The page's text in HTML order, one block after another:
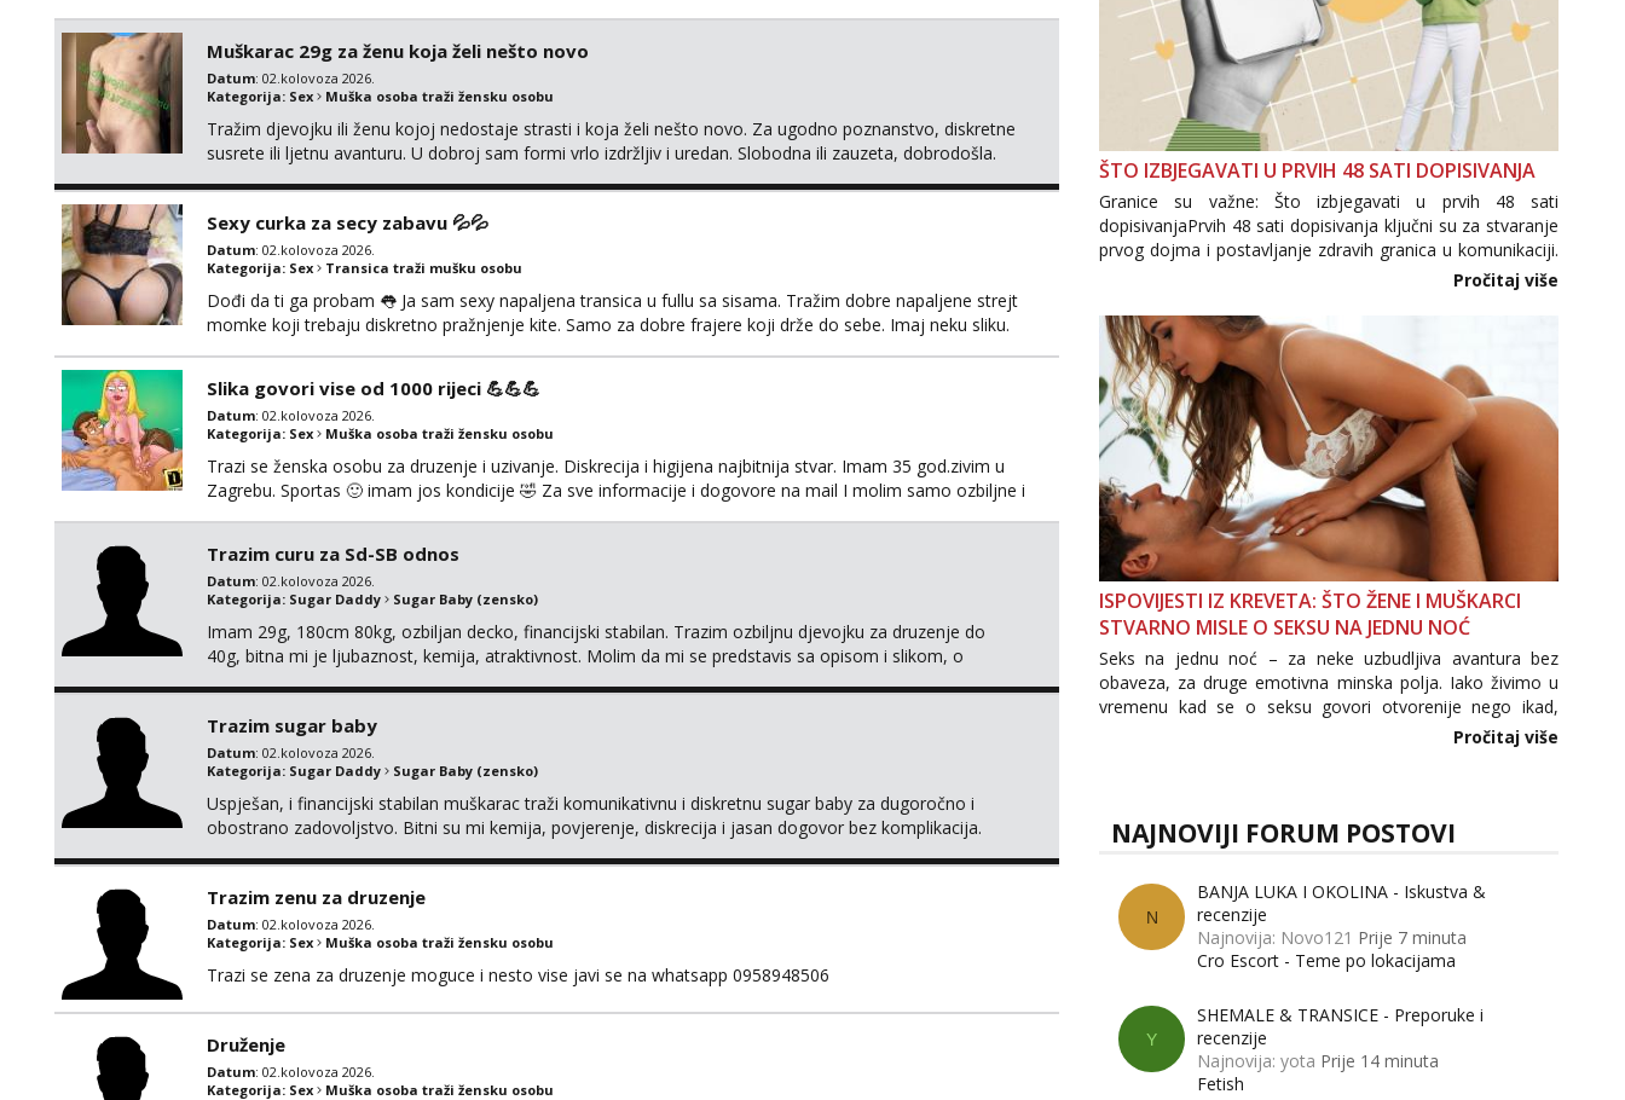
Muškarac 29g za ženu koja želi nešto novo
Datum: 02.kolovoza 2026.
Kategorija: Sex Muška osoba traži žensku osobu
Tražim djevojku ili ženu kojoj nedostaje strasti i koja želi nešto novo. Za ugodno poznanstvo, diskretne
susrete ili ljetnu avanturu. U dobroj sam formi vrlo izdržljiv i uredan. Slobodna ili zauzeta, dobrodošla.
Sexy curka za secy zabavu 💦💦
Datum: 02.kolovoza 2026.
Kategorija: Sex Transica traži mušku osobu
Dođi da ti ga probam 👅 Ja sam sexy napaljena transica u fullu sa sisama. Tražim dobre napaljene strejt
momke koji trebaju diskretno pražnjenje kite. Samo za dobre frajere koji drže do sebe. Imaj neku sliku.
Slika govori vise od 1000 rijeci 💪💪💪
Datum: 02.kolovoza 2026.
Kategorija: Sex Muška osoba traži žensku osobu
Trazi se ženska osobu za druzenje i uzivanje. Diskrecija i higijena najbitnija stvar. Imam 35 god.zivim u
Zagrebu. Sportas 🙂 imam jos kondicije 🤣 Za sve informacije i dogovore na mail I molim samo ozbiljne i
Trazim curu za Sd-SB odnos
Datum: 02.kolovoza 2026.
Kategorija: Sugar Daddy Sugar Baby (zensko)
Imam 29g, 180cm 80kg, ozbiljan decko, financijski stabilan. Trazim ozbiljnu djevojku za druzenje do
40g, bitna mi je ljubaznost, kemija, atraktivnost. Molim da mi se predstavis sa opisom i slikom, o
Trazim sugar baby
Datum: 02.kolovoza 2026.
Kategorija: Sugar Daddy Sugar Baby (zensko)
Uspješan, i financijski stabilan muškarac traži komunikativnu i diskretnu sugar baby za dugoročno i
obostrano zadovoljstvo. Bitni su mi kemija, povjerenje, diskrecija i jasan dogovor bez komplikacija.
Trazim zenu za druzenje
Datum: 02.kolovoza 2026.
Kategorija: Sex Muška osoba traži žensku osobu
Trazi se zena za druzenje moguce i nesto vise javi se na whatsapp 0958948506
Druženje
Datum: 02.kolovoza 2026.
Kategorija: Sex Muška osoba traži žensku osobu
ŠTO IZBJEGAVATI U PRVIH 48 SATI DOPISIVANJA
Granice su važne: Što izbjegavati u prvih 48 sati
dopisivanjaPrvih 48 sati dopisivanja ključni su za stvaranje
prvog dojma i postavljanje zdravih granica u komunikaciji.
Važno je izbjeći prebrzo otkrivanje osobnih ili intimnih
informacija, jer nepoznata osoba još nije zaslužila to
povjerenje. Takođe...
Pročitaj više
ISPOVIJESTI IZ KREVETA: ŠTO ŽENE I MUŠKARCI
STVARNO MISLE O SEKSU NA JEDNU NOĆ
Seks na jednu noć – za neke uzbudljiva avantura bez
obaveza, za druge emotivna minska polja. Iako živimo u
vremenu kad se o seksu govori otvorenije nego ikad,
tema „jedne noći strasti“ i dalje izaziva burne rasprave. Što
Pročitaj više
NAJNOVIJI FORUM POSTOVI
N
BANJA LUKA I OKOLINA - Iskustva &
recenzije
Najnovija: Novo121 Prije 7 minuta
Cro Escort - Teme po lokacijama
Y
SHEMALE & TRANSICE - Preporuke i
recenzije
Najnovija: yota Prije 14 minuta
Fetish